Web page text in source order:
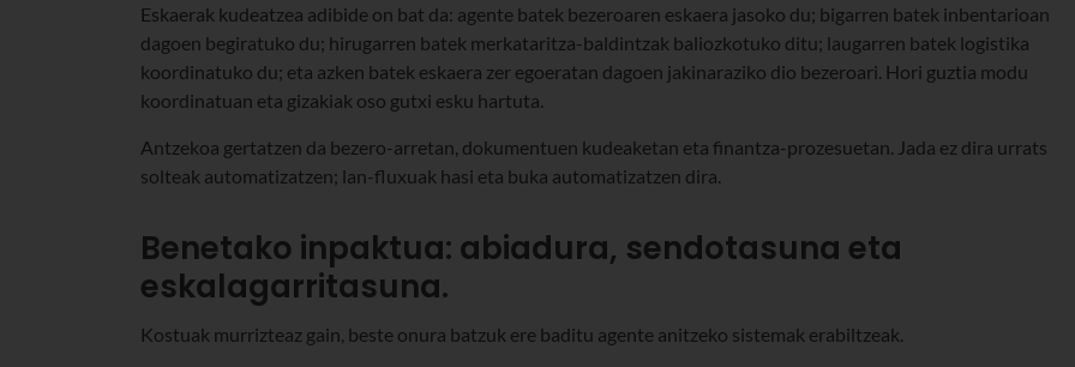
Eskaerak kudeatzea adibide on bat da: agente batek bezeroaren eskaera jasoko du; bigarren batek inbentarioan
dagoen begiratuko du; hirugarren batek merkataritza-baldintzak baliozkotuko ditu; laugarren batek logistika
koordinatuko du; eta azken batek eskaera zer egoeratan dagoen jakinaraziko dio bezeroari. Hori guztia modu
koordinatuan eta gizakiak oso gutxi esku hartuta.
Antzekoa gertatzen da bezero-arretan, dokumentuen kudeaketan eta finantza-prozesuetan. Jada ez dira urrats
solteak automatizatzen; lan-fluxuak hasi eta buka automatizatzen dira.
Benetako inpaktua: abiadura, sendotasuna eta
eskalagarritasuna.
Kostuak murrizteaz gain, beste onura batzuk ere baditu agente anitzeko sistemak erabiltzeak.